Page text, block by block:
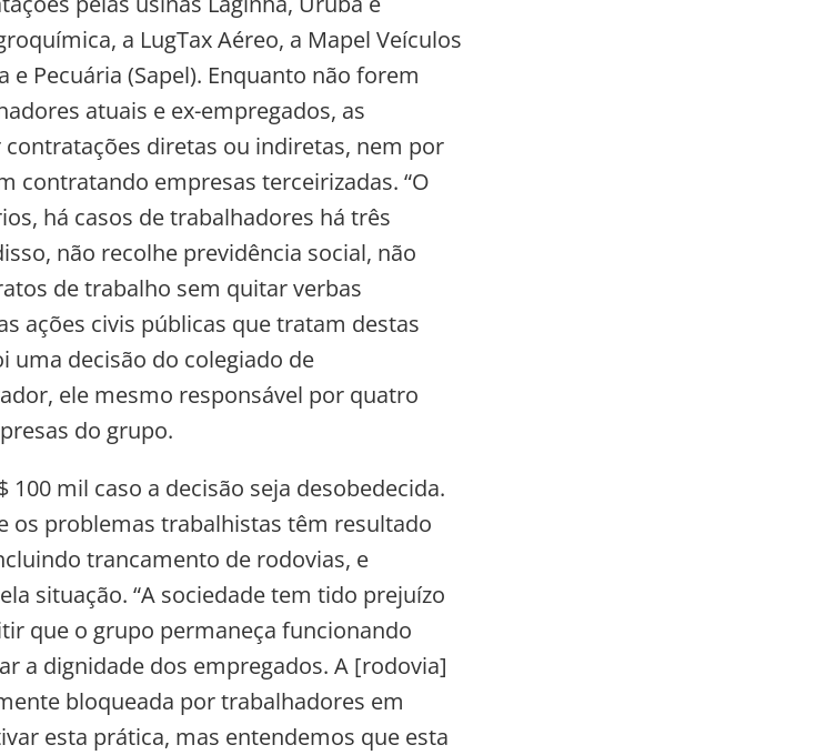
a LugTax Aéreo, a Mapel Veículos
e Pecuária (Sapel). Enquanto não forem
atuais e ex-empregados, as
diretas ou indiretas, nem por
contratando empresas terceirizadas. “O
há casos de trabalhadores há três
não recolhe previdência social, não
de trabalho sem quitar verbas
ações civis públicas que tratam destas
uma decisão do colegiado de
ele mesmo responsável por quatro
do grupo.
100 mil caso a decisão seja desobedecida.
os problemas trabalhistas têm resultado
trancamento de rodovias, e
situação. “A sociedade tem tido prejuízo
que o grupo permaneça funcionando
a dignidade dos empregados. A [rodovia]
bloqueada por trabalhadores em
esta prática, mas entendemos que esta